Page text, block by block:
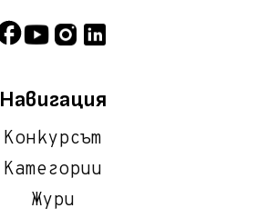
Навигация
Конкурсът
Категории
Жури